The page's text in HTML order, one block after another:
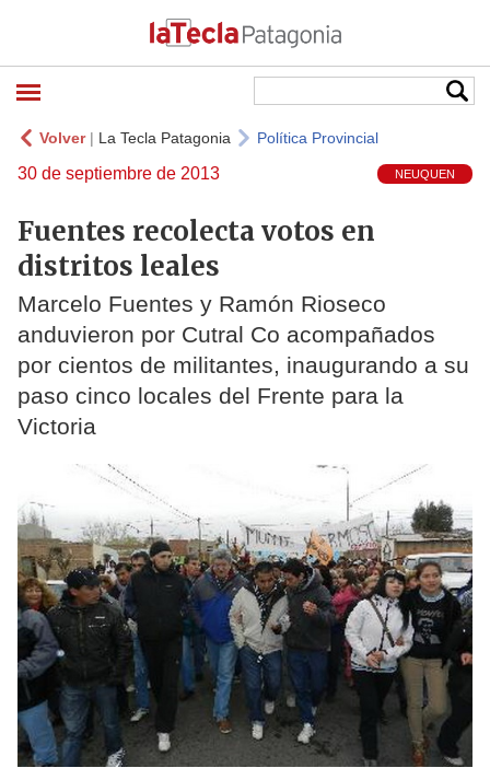
Volver| La Tecla Patagonia Política Provincial
30 de septiembre de 2013 NEUQUEN
Fuentes recolecta votos en
distritos leales
Marcelo Fuentes y Ramón Rioseco
anduvieron por Cutral Co acompañados
por cientos de militantes, inaugurando a su
paso cinco locales del Frente para la
Victoria